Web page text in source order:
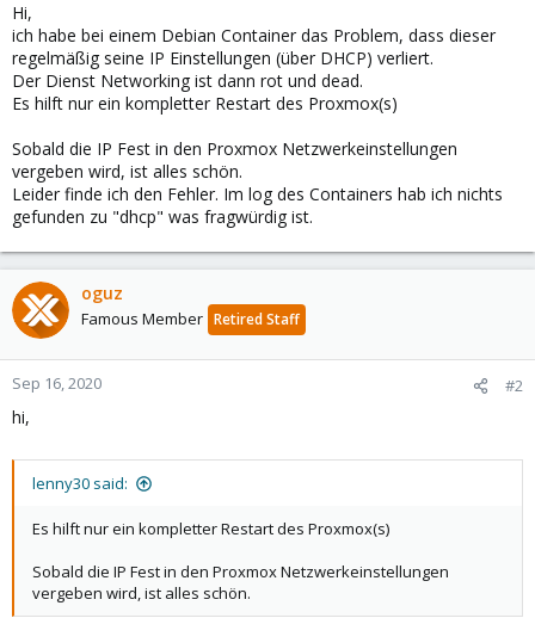
e
r
Hi,
ich habe bei einem Debian Container das Problem, dass dieser
regelmäßig seine IP Einstellungen (über DHCP) verliert.
Der Dienst Networking ist dann rot und dead.
Es hilft nur ein kompletter Restart des Proxmox(s)
Sobald die IP Fest in den Proxmox Netzwerkeinstellungen
vergeben wird, ist alles schön.
Leider finde ich den Fehler. Im log des Containers hab ich nichts
gefunden zu "dhcp" was fragwürdig ist.
oguz
Famous Member Retired Staff
Sep 16, 2020 #2
hi,
lenny30 said:
Es hilft nur ein kompletter Restart des Proxmox(s)
Sobald die IP Fest in den Proxmox Netzwerkeinstellungen
vergeben wird, ist alles schön.